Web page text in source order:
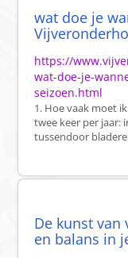
wat doe je
https://
wat-doe-je-
seizoen.html
1. Hoe vaak moet
twee keer per jaar:
tussendoor
De kunst van
en balans in